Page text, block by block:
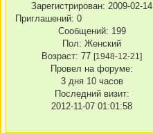
Зарегистрирован: 2009-02-14
Приглашений: 0
Сообщений: 199
Пол: Женский
Возраст: 77 [1948-12-21]
Провел на форуме:
3 дня 10 часов
Последний визит:
2012-11-07 01:01:58